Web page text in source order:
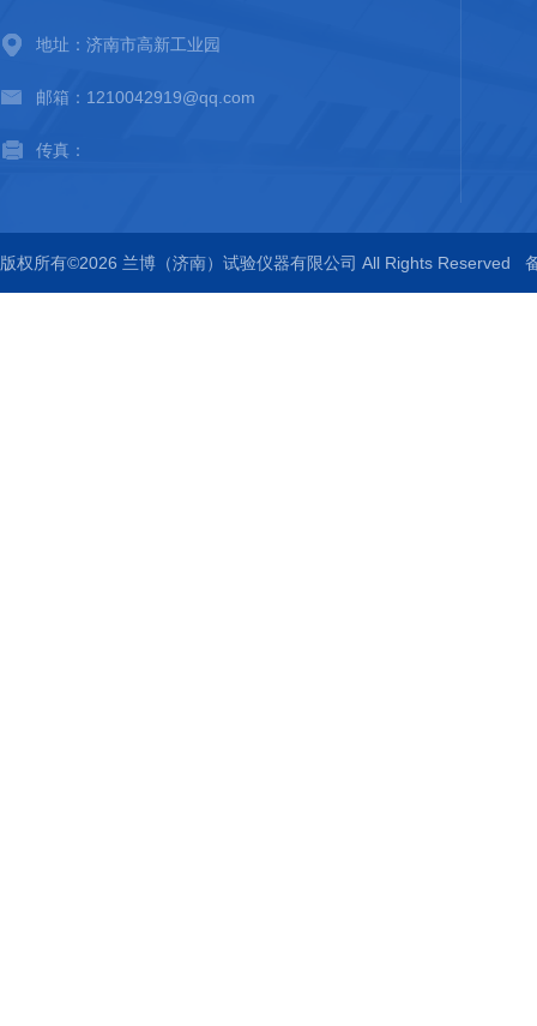
地址：济南市高新工业园
邮箱：1210042919@qq.com
传真：
版权所有©2026 兰博（济南）试验仪器有限公司 All Rights Reserved